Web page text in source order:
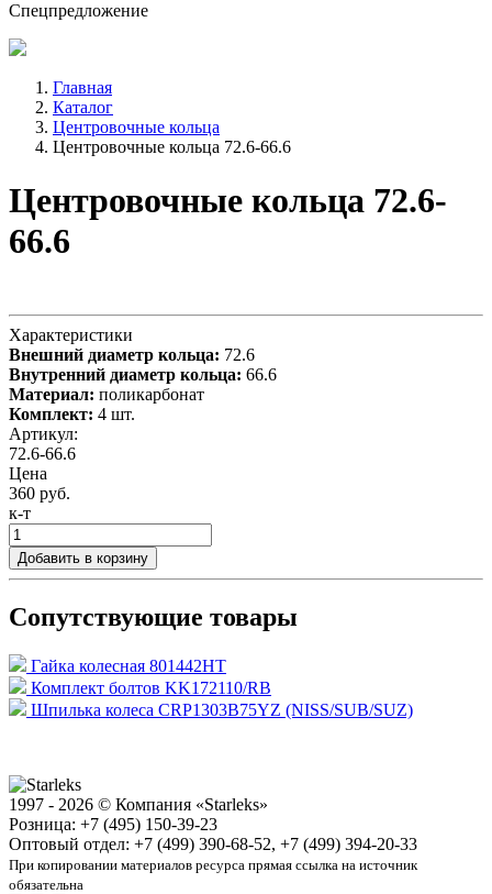
Спецпредложение
Главная
Каталог
Центровочные кольца
Центровочные кольца 72.6-66.6
Центровочные кольца 72.6-
66.6
Характеристики
Внешний диаметр кольца: 72.6
Внутренний диаметр кольца: 66.6
Материал: поликарбонат
Комплект: 4 шт.
Артикул:
72.6-66.6
Цена
360 руб.
к-т
Добавить в корзину
Сопутствующие товары
Гайка колесная 801442HT
Комплект болтов KK172110/RB
Шпилька колеса CRP1303B75YZ (NISS/SUB/SUZ)
1997 - 2026 © Компания «Starleks»
Розница: +7 (495) 150-39-23
Оптовый отдел: +7 (499) 390-68-52, +7 (499) 394-20-33
При копировании материалов ресурса прямая ссылка на источник
обязательна